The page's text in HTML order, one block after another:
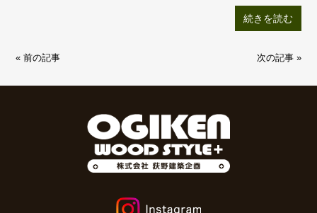
ッ
シ
な
続きを読む
« 前の記事 次の記事 »